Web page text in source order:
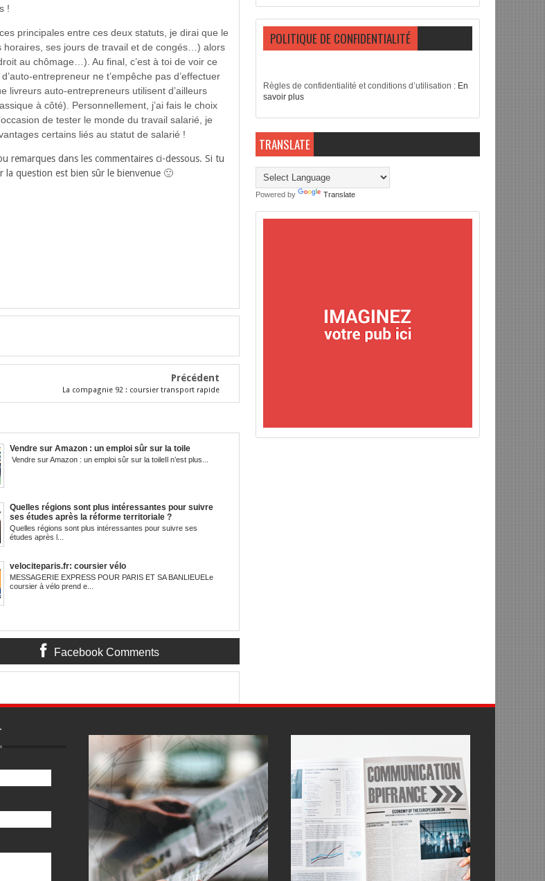
!
principales entre ces deux statuts, je dirai que le
horaires, ses jours de travail et de congés…) alors
au chômage…). Au final, c’est à toi de voir ce
entrepreneur ne t’empêche pas d’effectuer
livreurs auto-entrepreneurs utilisent d’ailleurs
à côté). Personnellement, j’ai fais le choix
de tester le monde du travail salarié, je
certains liés au statut de salarié !
remarques dans les commentaires ci-dessous. Si tu
la question est bien sûr le bienvenue 🙂
Précédent
La compagnie 92 : coursier transport rapide
Vendre sur Amazon : un emploi sûr sur la toile
Vendre sur Amazon : un emploi sûr sur la toileIl n’est plus...
Quelles régions sont plus intéressantes pour suivre
ses études après la réforme territoriale ?
Quelles régions sont plus intéressantes pour suivre ses
études après l...
velociteparis.fr: coursier vélo
MESSAGERIE EXPRESS POUR PARIS ET SA BANLIEUELe
coursier à vélo prend e...
Facebook Comments
POLITIQUE DE CONFIDENTIALITÉ
Règles de confidentialité et conditions d’utilisation : En
savoir plus
TRANSLATE
Powered by Translate